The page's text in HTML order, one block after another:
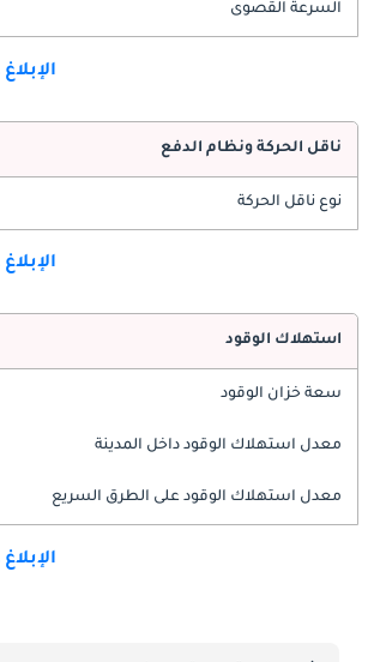
السرعة القصوى
ناقل الحركة ونظام الدفع
نوع ناقل الحركة
استهلاك الوقود
سعة خزان الوقود
معدل استهلاك الوقود داخل المدينة
معدل استهلاك الوقود على الطرق السريع